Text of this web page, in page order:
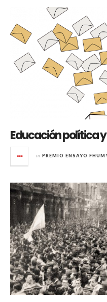
Educación política
in PREMIO ENSAYO